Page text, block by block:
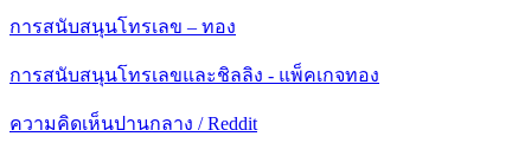
การสนับสนุนโทรเลข – ทอง
การสนับสนุนโทรเลขและชิลลิง - แพ็คเกจทอง
ความคิดเห็นปานกลาง / Reddit